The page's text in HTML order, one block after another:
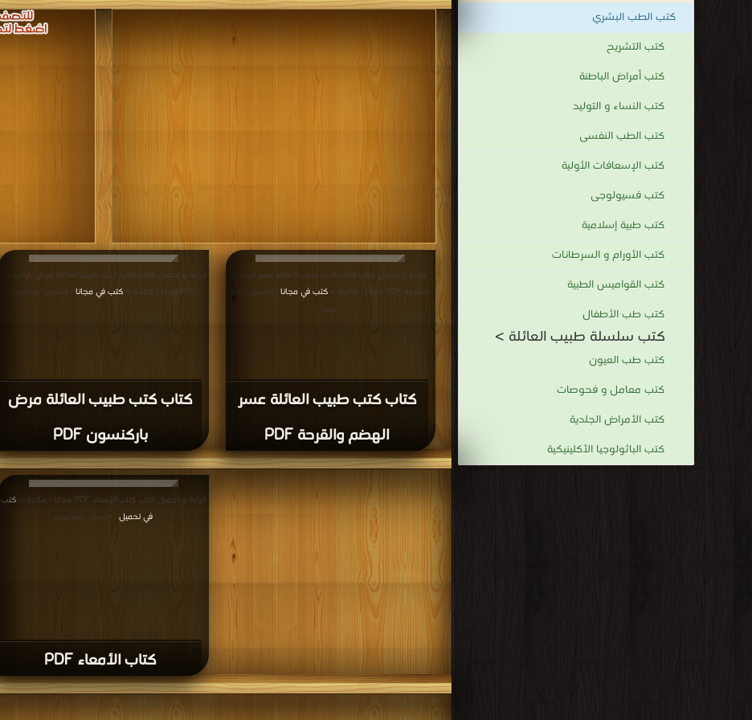
كتب الطب البشري
كتب التشريح
كتب أمراض الباطنة
كتب النساء و التوليد
كتب الطب النفسى
كتب الإسعافات الأولية
كتب فسيولوجى
كتب طبية إسلامية
كتب الأورام و السرطانات
كتب القواميس الطبية
كتب طب الأطفال
كتب سلسلة طبيب العائلة >
كتب طب العيون
كتب معامل و فحوصات
كتب الأمراض الجلدية
كتب الباثولوجيا الأكلينيكية
كتاب كتب طبيب العائلة مرض
باركنسون PDF
قراءة و تحميل كتاب كتاب كتب طبيب العائلة مرض باركنسون
PDF مجانا | مكتبة >
كتب في مجانا | التحميل : مرة/مرات
كتاب كتب طبيب العائلة عسر
الهضم والقرحة PDF
قراءة و تحميل كتاب كتاب كتب طبيب العائلة عسر الهضم
والقرحة PDF مجانا | مكتبة >
كتب في مجانا| التحميل : مرة/
مرات
كتاب الأمعاء PDF
قراءة و تحميل كتاب كتاب الأمعاء PDF مجانا | مكتبة >
كتب
في تحميل
| التحميل : مرة/مرات